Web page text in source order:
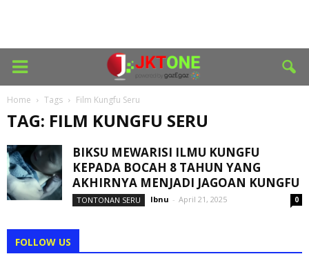
Home Tags Film Kungfu Seru
TAG: FILM KUNGFU SERU
BIKSU MEWARISI ILMU KUNGFU
KEPADA BOCAH 8 TAHUN YANG
AKHIRNYA MENJADI JAGOAN KUNGFU
TONTONAN SERU Ibnu - April 21, 2025 0
FOLLOW US